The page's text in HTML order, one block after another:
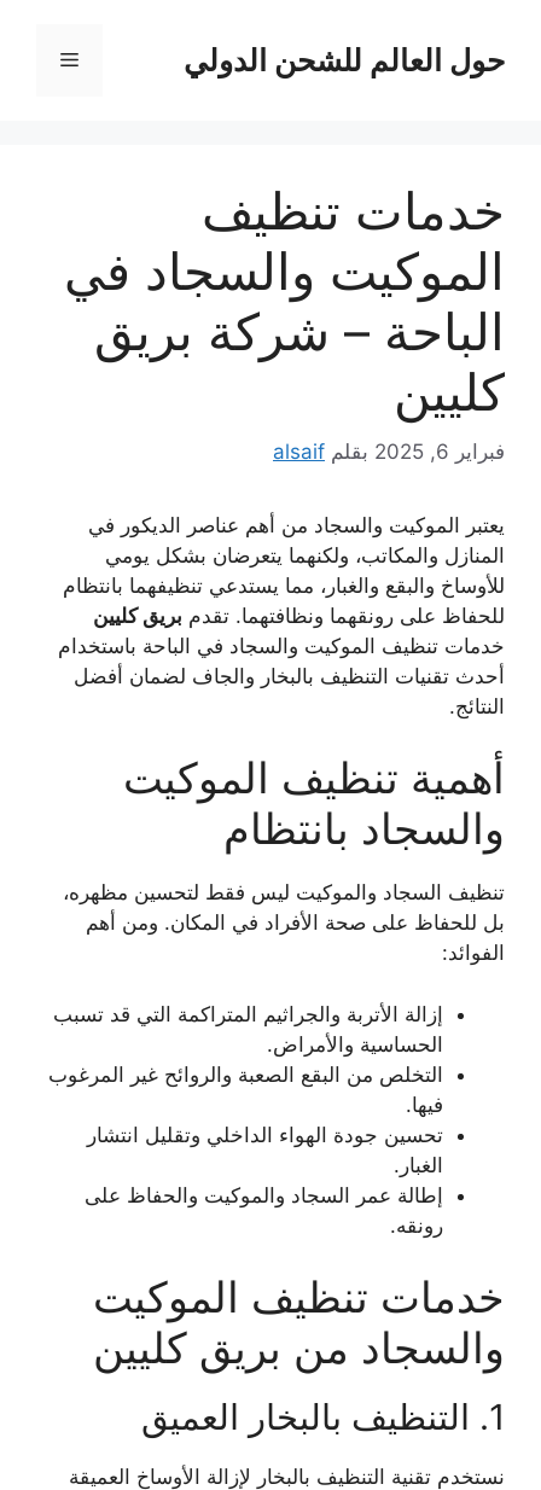
المحتوىحول العالم للشحن الدولي القائمة
خدمات تنظيف
الموكيت والسجاد في
الباحة – شركة بريق
كليين
فبراير 6, 2025 بقلم alsaif
يعتبر الموكيت والسجاد من أهم عناصر الديكور في
المنازل والمكاتب، ولكنهما يتعرضان بشكل يومي
للأوساخ والبقع والغبار، مما يستدعي تنظيفهما بانتظام
للحفاظ على رونقهما ونظافتهما. تقدم بريق كليين
خدمات تنظيف الموكيت والسجاد في الباحة باستخدام
أحدث تقنيات التنظيف بالبخار والجاف لضمان أفضل
النتائج.
أهمية تنظيف الموكيت
والسجاد بانتظام
تنظيف السجاد والموكيت ليس فقط لتحسين مظهره،
بل للحفاظ على صحة الأفراد في المكان. ومن أهم
الفوائد:
إزالة الأتربة والجراثيم المتراكمة التي قد تسبب
الحساسية والأمراض.
التخلص من البقع الصعبة والروائح غير المرغوب
فيها.
تحسين جودة الهواء الداخلي وتقليل انتشار
الغبار.
إطالة عمر السجاد والموكيت والحفاظ على
رونقه.
خدمات تنظيف الموكيت
والسجاد من بريق كليين
1. التنظيف بالبخار العميق
نستخدم تقنية التنظيف بالبخار لإزالة الأوساخ العميقة